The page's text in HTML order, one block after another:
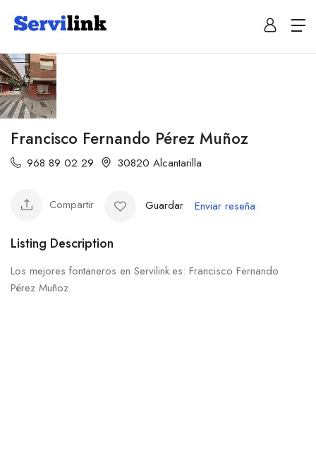
Francisco Fernando Pérez Muñoz
968 89 02 29 30820 Alcantarilla
Compartir Guardar Enviar reseña
Listing Description
Los mejores fontaneros en Servilink.es: Francisco Fernando
Pérez Muñoz